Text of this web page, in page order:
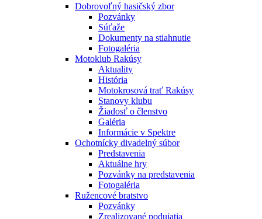
Dobrovoľný hasičský zbor
Pozvánky
Súťaže
Dokumenty na stiahnutie
Fotogaléria
Motoklub Rakúsy
Aktuality
História
Motokrosová trať Rakúsy
Stanovy klubu
Žiadosť o členstvo
Galéria
Informácie v Spektre
Ochotnícky divadelný súbor
Predstavenia
Aktuálne hry
Pozvánky na predstavenia
Fotogaléria
Ružencové bratstvo
Pozvánky
Zrealizované podujatia